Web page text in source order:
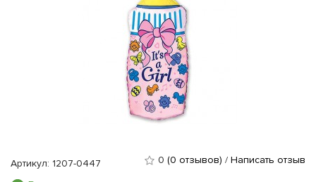
Артикул: 1207-0447 0 (0 отзывов) / Написать отзыв